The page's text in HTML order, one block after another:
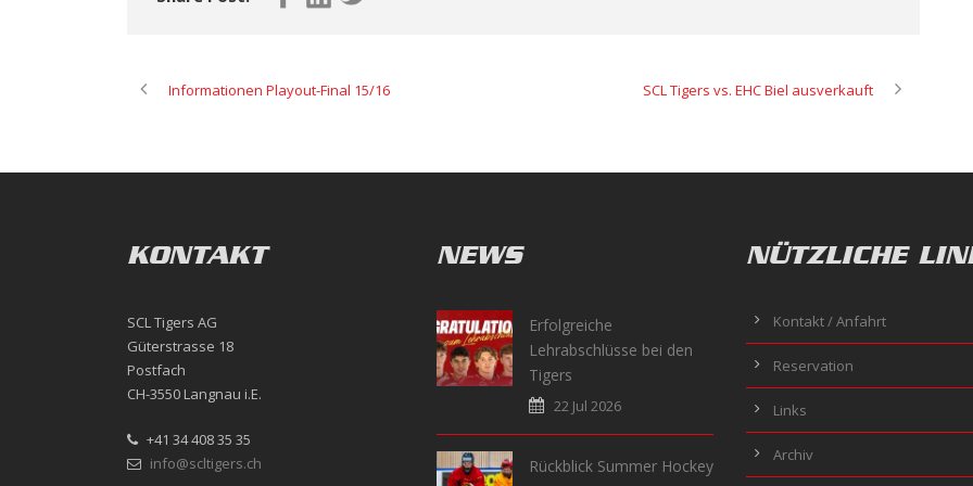
Informationen Playout-Final 15/16 SCL Tigers vs. EHC Biel ausverkauft
KONTAKT
SCL Tigers AG
Güterstrasse 18
Postfach
CH-3550 Langnau i.E.
+41 34 408 35 35
info@scltigers.ch
NEWS
Erfolgreiche
Lehrabschlüsse bei den
Tigers
22 Jul 2026
Rückblick Summer Hockey
NÜTZLICHE
Kontakt / Anfahrt
Reservation
Links
Archiv